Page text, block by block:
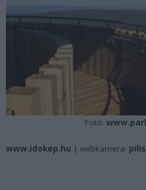
Fotó:
www.idokep.hu | webkamera: